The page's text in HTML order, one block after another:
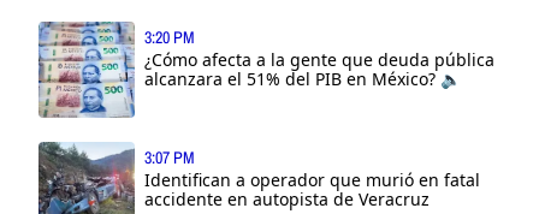
3:20 PM
¿Cómo afecta a la gente que deuda pública
alcanzara el 51% del PIB en México? 🔈
3:07 PM
Identifican a operador que murió en fatal
accidente en autopista de Veracruz